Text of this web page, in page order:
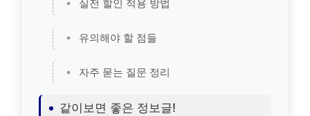
실전 할인 적용 방법
유의해야 할 점들
자주 묻는 질문 정리
같이보면 좋은 정보글!